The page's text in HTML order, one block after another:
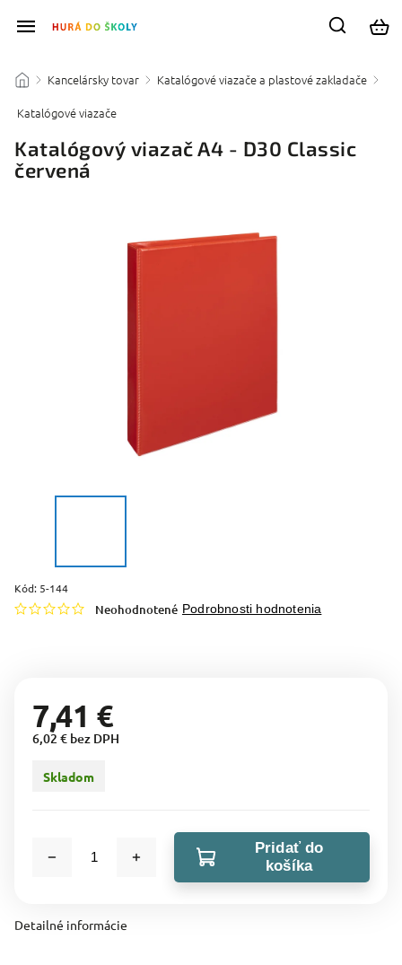
/ Kancelársky tovar / Katalógové viazače a plastové zakladače /
Katalógové viazače
Katalógový viazač A4 - D30 Classic
červená
Kód: 5-144
Neohodnotené Podrobnosti hodnotenia
7,41 €
6,02 € bez DPH
Skladom
Pridať do
košíka
Detailné informácie